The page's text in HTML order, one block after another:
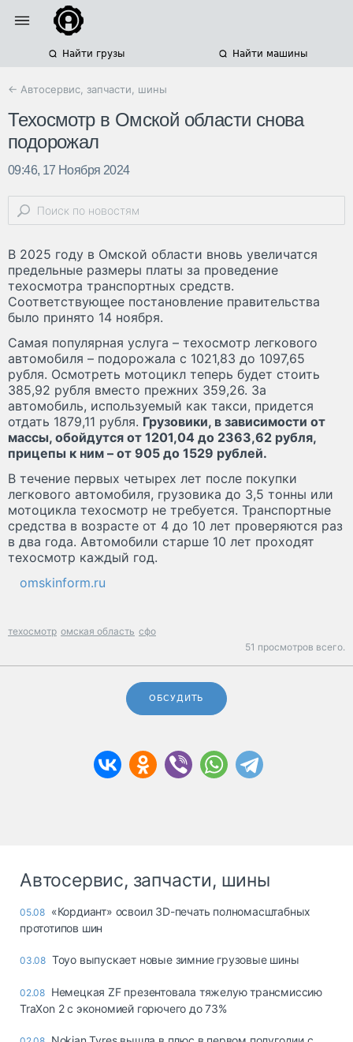
Найти грузы Найти машины
← Автосервис, запчасти, шины
Техосмотр в Омской области снова
подорожал
09:46, 17 Ноября 2024
В 2025 году в Омской области вновь увеличатся
предельные размеры платы за проведение
техосмотра транспортных средств.
Соответствующее постановление правительства
было принято 14 ноября.
Самая популярная услуга – техосмотр легкового
автомобиля – подорожала с 1021,83 до 1097,65
рубля. Осмотреть мотоцикл теперь будет стоить
385,92 рубля вместо прежних 359,26. За
автомобиль, используемый как такси, придется
отдать 1879,11 рубля. Грузовики, в зависимости от
массы, обойдутся от 1201,04 до 2363,62 рубля,
прицепы к ним – от 905 до 1529 рублей.
В течение первых четырех лет после покупки
легкового автомобиля, грузовика до 3,5 тонны или
мотоцикла техосмотр не требуется. Транспортные
средства в возрасте от 4 до 10 лет проверяются раз
в два года. Автомобили старше 10 лет проходят
техосмотр каждый год.
omskinform.ru
техосмотр омская область сфо
51 просмотров всего.
ОБСУДИТЬ
Автосервис, запчасти, шины
05.08 «Кордиант» освоил 3D-печать полномасштабных
прототипов шин
03.08 Toyo выпускает новые зимние грузовые шины
02.08 Немецкая ZF презентовала тяжелую трансмиссию
TraXon 2 с экономией горючего до 73%